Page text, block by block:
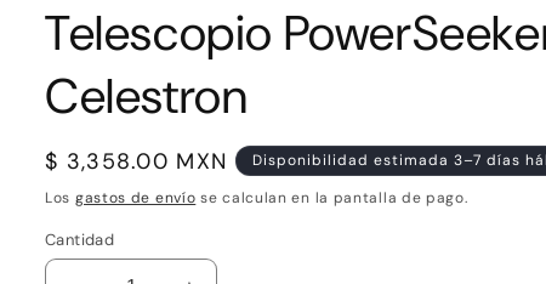
Telescopio
Celestron
Precio
habitual
$ 3,358.00 MXN
Disponibilidad estimada 3–7 días
Los gastos de envío se calculan en la pantalla de pago.
Cantidad